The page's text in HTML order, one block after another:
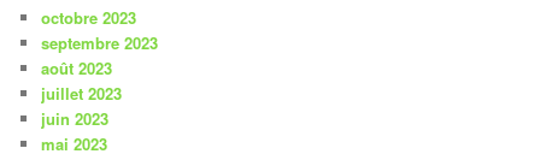
octobre 2023
septembre 2023
août 2023
juillet 2023
juin 2023
mai 2023